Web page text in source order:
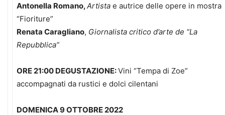
Antonella Romano,Artista e autrice delle opere in mostra
“Fioriture”
Renata Caragliano, Giornalista critico d’arte de “La
Repubblica”
ORE 21:00 DEGUSTAZIONE:Vini “Tempa di Zoe”
accompagnati da rustici e dolci cilentani
DOMENICA 9 OTTOBRE 2022